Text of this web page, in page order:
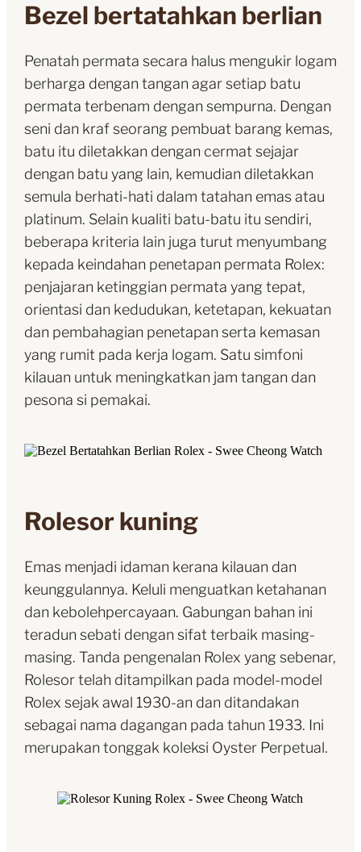
Bezel bertatahkan berlian
Penatah permata secara halus mengukir logam
berharga dengan tangan agar setiap batu
permata terbenam dengan sempurna. Dengan
seni dan kraf seorang pembuat barang kemas,
batu itu diletakkan dengan cermat sejajar
dengan batu yang lain, kemudian diletakkan
semula berhati-hati dalam tatahan emas atau
platinum. Selain kualiti batu-batu itu sendiri,
beberapa kriteria lain juga turut menyumbang
kepada keindahan penetapan permata Rolex:
penjajaran ketinggian permata yang tepat,
orientasi dan kedudukan, ketetapan, kekuatan
dan pembahagian penetapan serta kemasan
yang rumit pada kerja logam. Satu simfoni
kilauan untuk meningkatkan jam tangan dan
pesona si pemakai.
Rolesor kuning
Emas menjadi idaman kerana kilauan dan
keunggulannya. Keluli menguatkan ketahanan
dan kebolehpercayaan. Gabungan bahan ini
teradun sebati dengan sifat terbaik masing-
masing. Tanda pengenalan Rolex yang sebenar,
Rolesor telah ditampilkan pada model-model
Rolex sejak awal 1930-an dan ditandakan
sebagai nama dagangan pada tahun 1933. Ini
merupakan tonggak koleksi Oyster Perpetual.